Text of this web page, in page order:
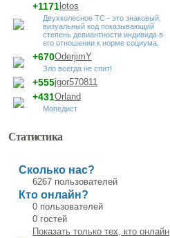
lotos
+1171
Двухколесное ТС - это знаковый,
визуальный код показывающий
степень девиантности индивида в
его отношении к норме социума.
OderjimY
+670
Зло всегда не спит!
jgor570811
+555
Orland
+431
Мопедист
Статистика
Сколько нас?
6267 пользователей
Кто онлайн?
0 пользователей
0 гостей
Показать только тех, кто онлайн